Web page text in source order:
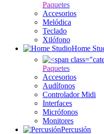
Paquetes
Accesorios
Melódica
Teclado
Xilófono
Home
Paquetes
Accesorios
Audífonos
Controlador Midi
Interfaces
Micrófonos
Monitores
Percusión